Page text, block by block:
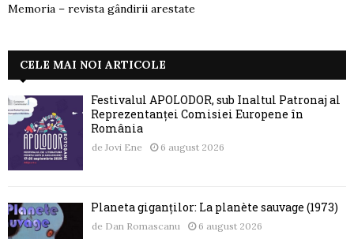
Memoria – revista gândirii arestate
CELE MAI NOI ARTICOLE
Festivalul APOLODOR, sub Înaltul Patronaj al
Reprezentanței Comisiei Europene în
România
de Jovi Ene 6 august 2026
Planeta giganților: La planète sauvage (1973)
de Dan Romascanu 6 august 2026